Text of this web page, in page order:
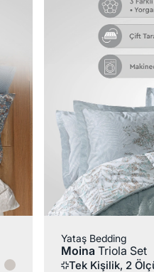
Yataş Bedding
MoinaTriola Set
Tek Kişilik, 2